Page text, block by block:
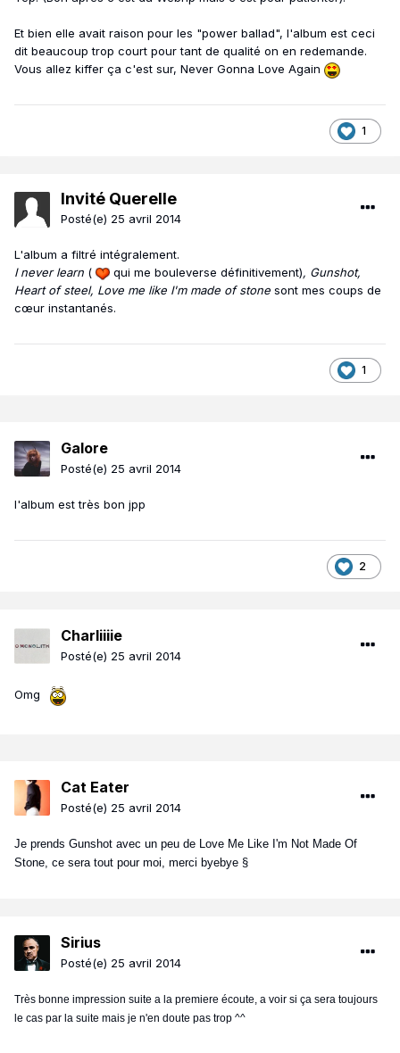
Et bien elle avait raison pour les "power ballad", l'album est ceci
dit beaucoup trop court pour tant de qualité on en redemande.
Vous allez kiffer ça c'est sur, Never Gonna Love Again
1
Invité Querelle
Posté(e) 25 avril 2014
L'album a filtré intégralement.
I never learn ( qui me bouleverse définitivement), Gunshot,
Heart of steel, Love me like I'm made of stone sont mes coups de
cœur instantanés.
1
Galore
Posté(e) 25 avril 2014
l'album est très bon jpp
2
Charliiiie
Posté(e) 25 avril 2014
Omg
Cat Eater
Posté(e) 25 avril 2014
Je prends Gunshot avec un peu de Love Me Like I'm Not Made Of
Stone, ce sera tout pour moi, merci byebye §
Sirius
Posté(e) 25 avril 2014
Très bonne impression suite a la premiere écoute, a voir si ça sera toujours
le cas par la suite mais je n'en doute pas trop ^^